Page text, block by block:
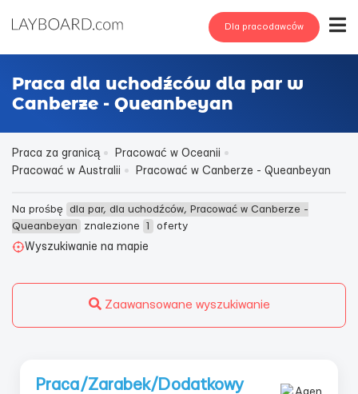
Dla pracodawców
Praca dla uchodźców dla par w
Canberze - Queanbeyan
Praca za granicą
Pracować w Oceanii
Pracować w Australii
Pracować w Canberze - Queanbeyan
Na prośbę dla par, dla uchodźców, Pracować w Canberze -
Queanbeyan
znalezione 1
oferty
Wyszukiwanie na mapie
Zaawansowane wyszukiwanie
Praca/Zarabek/Dodatkowy